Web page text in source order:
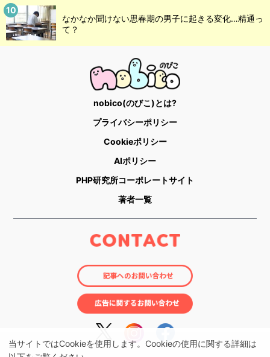
当サイトではCookieを使用します。Cookieの使用に関する詳細は
なかなか聞けない思春期の男子に起きる変化…精通っ
て？
nobico(のびこ)とは?
プライバシーポリシー
Cookieポリシー
AIポリシー
PHP研究所コーポレートサイト
著者一覧